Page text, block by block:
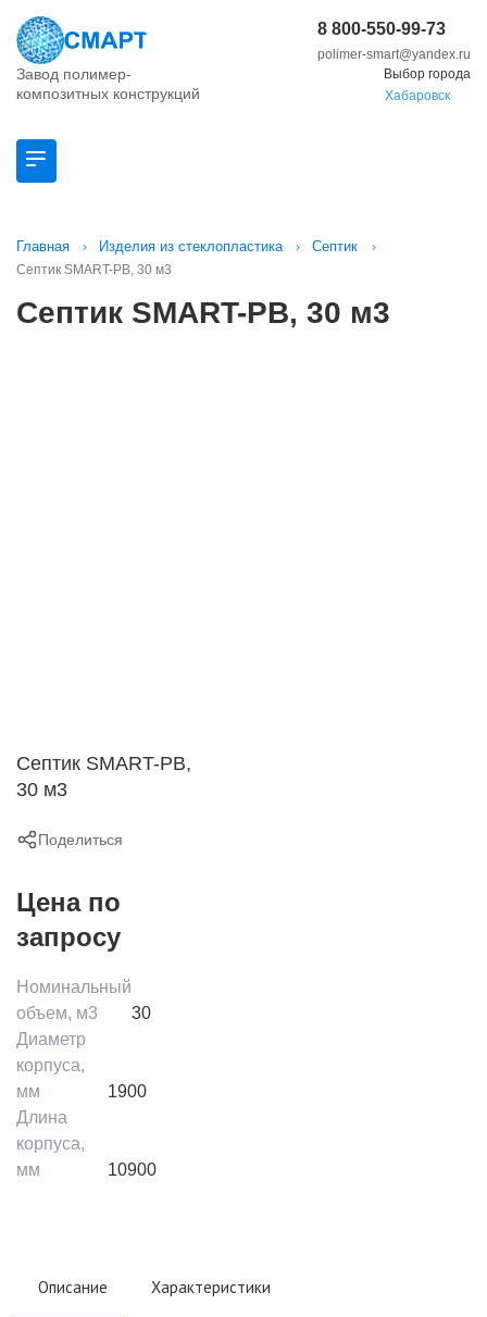
Завод полимер-
композитных конструкций
Выбор города
Хабаровск
8 800-550-99-73
polimer-smart@yandex.ru
Главная Изделия из стеклопластика Септик
Септик SMART-РВ, 30 м3
Септик SMART-РВ, 30 м3
Септик SMART-РВ,
30 м3
Поделиться
Цена по
запросу
Номинальный
объем, м3
30
Диаметр
корпуса,
мм
1900
Длина
корпуса,
мм
10900
Описание Характеристики